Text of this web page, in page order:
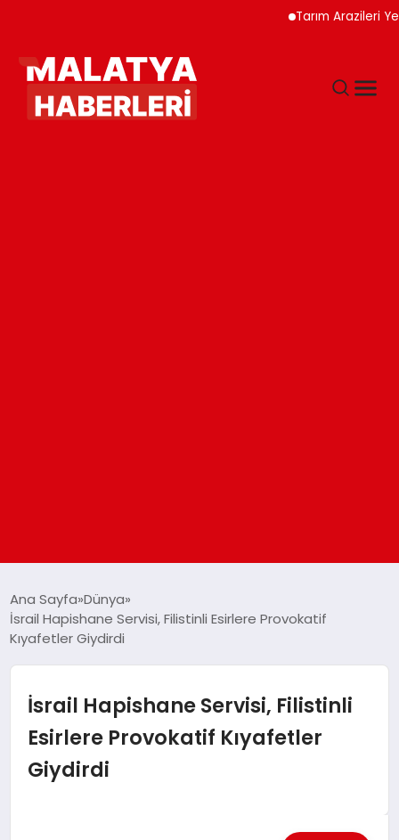
Tarım Arazileri Yeni
GÜNDEM
DÜNYA
EĞITIM
Ana Sayfa Dünya
İsrail Hapishane Servisi, Filistinli Esirlere Provokatif
Kıyafetler Giydirdi
İsrail Hapishane Servisi, Filistinli
Esirlere Provokatif Kıyafetler
Giydirdi